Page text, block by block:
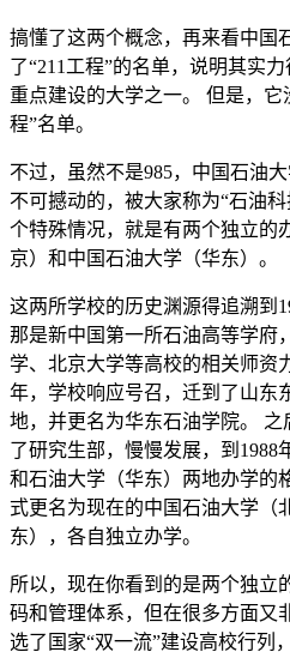
搞懂了这两个概念，再来看中国
了“211工程”的名单，说明其实
重点建设的大学之一。 但是，它
程”名单。
不过，虽然不是985，中国石油
不可撼动的，被大家称为“石油
个特殊情况，就是有两个独立的
京）和中国石油大学（华东）。
这两所学校的历史渊源得追溯到
那是新中国第一所石油高等学府
学、北京大学等高校的相关师资
年，学校响应号召，迁到了山东
地，并更名为华东石油学院。
了研究生部，慢慢发展，到1988
和石油大学（华东）两地办学的
式更名为现在的中国石油大学（
东），各自独立办学。
所以，现在你看到的是两个独立
码和管理体系，但在很多方面又
选了国家“双一流”建设高校行列